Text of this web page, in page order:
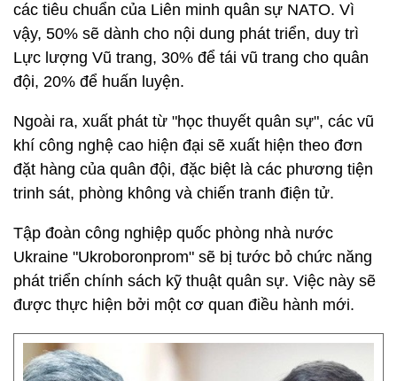
các tiêu chuẩn của Liên minh quân sự NATO. Vì
vậy, 50% sẽ dành cho nội dung phát triển, duy trì
Lực lượng Vũ trang, 30% để tái vũ trang cho quân
đội, 20% để huấn luyện.
Ngoài ra, xuất phát từ "học thuyết quân sự", các vũ
khí công nghệ cao hiện đại sẽ xuất hiện theo đơn
đặt hàng của quân đội, đặc biệt là các phương tiện
trinh sát, phòng không và chiến tranh điện tử.
Tập đoàn công nghiệp quốc phòng nhà nước
Ukraine "Ukroboronprom" sẽ bị tước bỏ chức năng
phát triển chính sách kỹ thuật quân sự. Việc này sẽ
được thực hiện bởi một cơ quan điều hành mới.